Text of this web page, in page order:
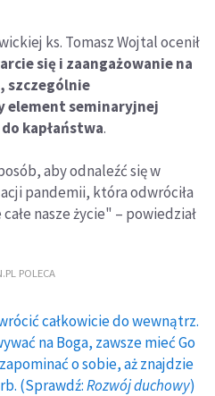
ks. Tomasz Wojtal ocenił
się i zaangażowanie na
szczególnie
element seminaryjnej
kapłaństwa.
aby odnaleźć się w
pandemii, która odwróciła
nasze życie" – powiedział
POLECA
całkowicie do wewnątrz.
na Boga, zawsze mieć Go
o sobie, aż znajdzie
(Sprawdź:Rozwój duchowy)